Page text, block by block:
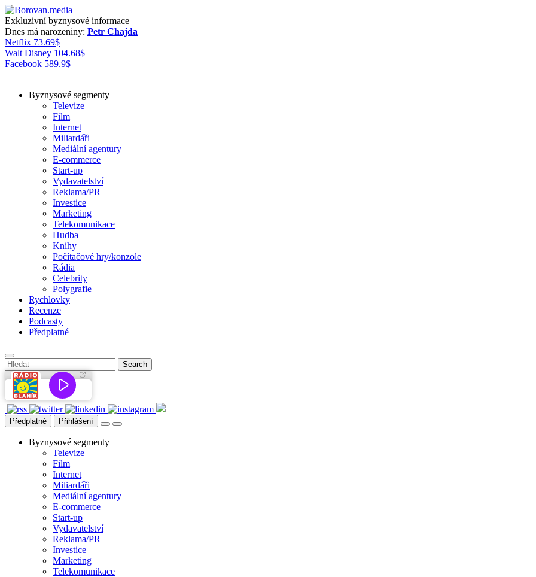
Exkluzivní byznysové informace
Dnes má narozeniny: Petr Chajda
Netflix 73.69$
Walt Disney 104.68$
Facebook 589.9$
Byznysové segmenty
Televize
Film
Internet
Miliardáři
Mediální agentury
E-commerce
Start-up
Vydavatelství
Reklama/PR
Investice
Marketing
Telekomunikace
Hudba
Knihy
Počítačové hry/konzole
Rádia
Celebrity
Polygrafie
Rychlovky
Recenze
Podcasty
Předplatné
Předplatné Přihlášení
Byznysové segmenty
Televize
Film
Internet
Miliardáři
Mediální agentury
E-commerce
Start-up
Vydavatelství
Reklama/PR
Investice
Marketing
Telekomunikace